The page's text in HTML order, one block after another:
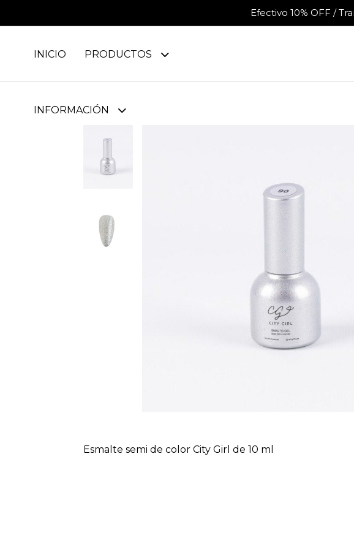
Efectivo 10% OFF /
INICIO PRODUCTOS
INFORMACIÓN
Esmalte semi de color City Girl de 10 ml